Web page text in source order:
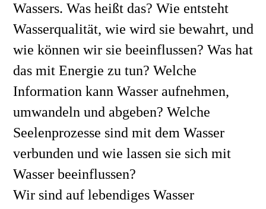
Wassers. Was heißt das? Wie entsteht
Wasserqualität, wie wird sie bewahrt, und
wie können wir sie beeinflussen? Was hat
das mit Energie zu tun? Welche
Information kann Wasser aufnehmen,
umwandeln und abgeben? Welche
Seelenprozesse sind mit dem Wasser
verbunden und wie lassen sie sich mit
Wasser beeinflussen?
Wir sind auf lebendiges Wasser